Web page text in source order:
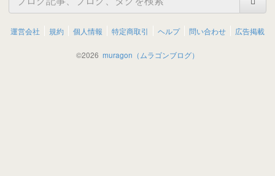
運営会社 規約 個人情報 特定商取引 ヘルプ 問い合わせ 広告掲載
©2026 muragon（ムラゴンブログ）